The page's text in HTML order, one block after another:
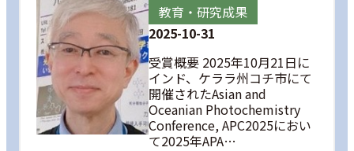
教育・研究成果
2025-10-31
受賞概要 2025年10月21日に
インド、ケララ州コチ市にて
開催されたAsian and
Oceanian Photochemistry
Conference, APC2025におい
て2025年APA…